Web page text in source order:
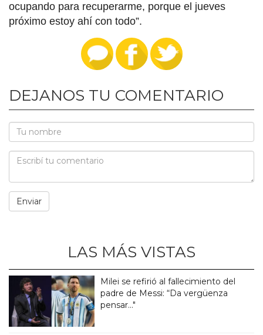
ocupando para recuperarme, porque el jueves
próximo estoy ahí con todo”.
DEJANOS TU COMENTARIO
LAS MÁS VISTAS
Milei se refirió al fallecimiento del
padre de Messi: “Da vergüenza
pensar..."